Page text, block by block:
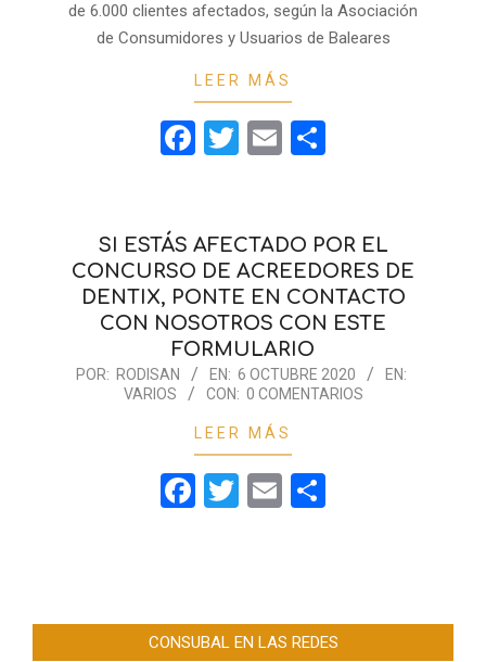
de 6.000 clientes afectados, según la Asociación
de Consumidores y Usuarios de Baleares
LEER MÁS
Facebook
Twitter
Email
SI ESTÁS AFECTADO POR EL
CONCURSO DE ACREEDORES DE
DENTIX, PONTE EN CONTACTO
CON NOSOTROS CON ESTE
FORMULARIO
2020-
POR: RODISAN EN: 6 OCTUBRE 2020
EN:
VARIOS
CON: 0 COMENTARIOS
LEER MÁS
Facebook
Twitter
Email
CONSUBAL EN LAS REDES